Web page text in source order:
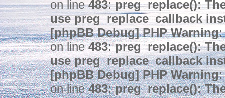
on line483:preg_replace():
use preg_replace_callback
[phpBB Debug] PHP Warning:
on line483:preg_replace():
use preg_replace_callback
[phpBB Debug] PHP Warning:
on line483:preg_replace():